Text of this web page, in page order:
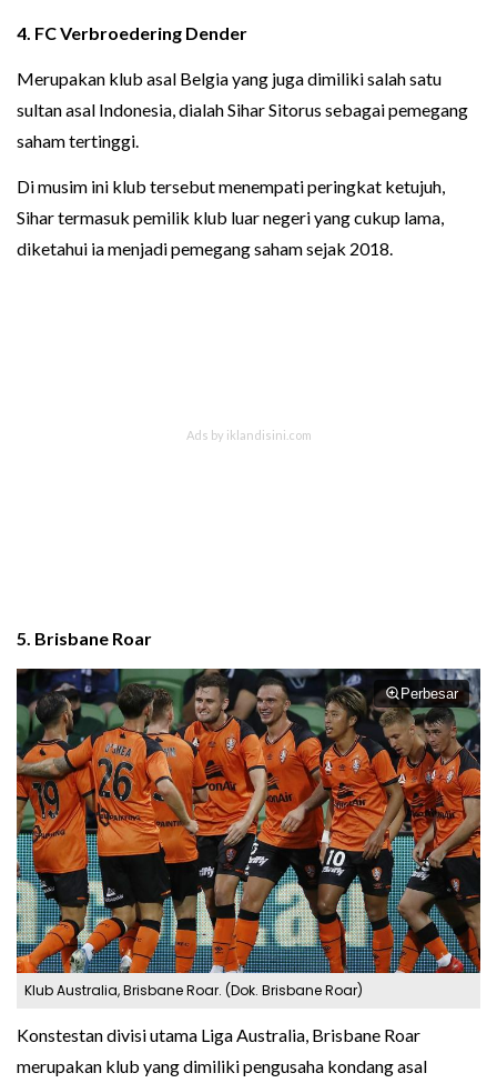
4. FC Verbroedering Dender
Merupakan klub asal Belgia yang juga dimiliki salah satu
sultan asal Indonesia, dialah Sihar Sitorus sebagai pemegang
saham tertinggi.
Di musim ini klub tersebut menempati peringkat ketujuh,
Sihar termasuk pemilik klub luar negeri yang cukup lama,
diketahui ia menjadi pemegang saham sejak 2018.
5. Brisbane Roar
Perbesar
Klub Australia, Brisbane Roar. (Dok. Brisbane Roar)
Konstestan divisi utama Liga Australia, Brisbane Roar
merupakan klub yang dimiliki pengusaha kondang asal